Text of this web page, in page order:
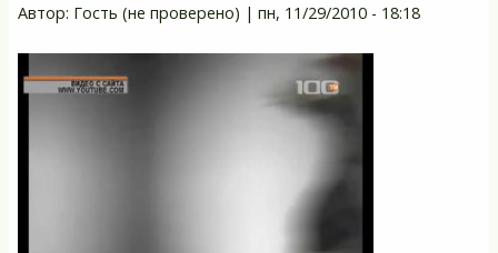
Автор: Гость (не проверено) | пн, 11/29/2010 - 18:18